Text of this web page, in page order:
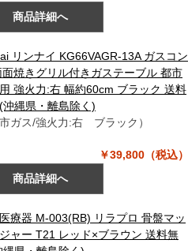
商品詳細へ
リンナイ KG66VAGR-13A ガスコン
面焼きグリル付きガステーブル 都市
強火力:右 幅約60cm ブラック 送料
沖縄県・離島除く)
市ガス/強火力:右 ブラック）
￥39,800（税込）
商品詳細へ
療器 M-003(RB) リラプロ 骨盤マッ
ャー T21 レッド×ブラウン 送料無